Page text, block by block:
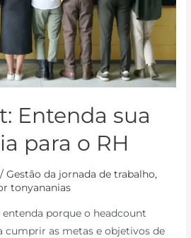
Entenda sua
para o RH
/Gestão da jornada de trabalho,
tonyananias
porque o headcount
cumprir as metas e objetivos de